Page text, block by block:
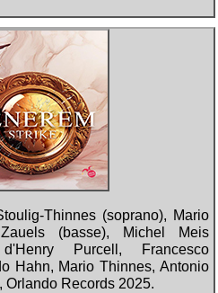
Thinnes (soprano), Mario
(basse), Michel Meis
Purcell, Francesco
Hahn, Mario Thinnes, Antonio
Records 2025.